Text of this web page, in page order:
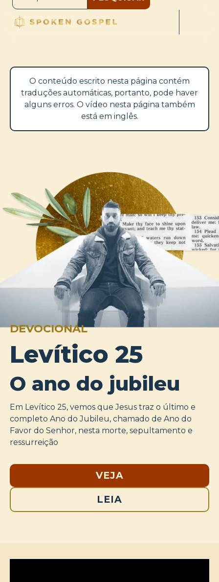
O conteúdo escrito nesta página contém
traduções automáticas, portanto, pode haver
alguns erros. O vídeo nesta página também
está em inglês.
DEVOCIONAL
Levítico 25
O ano do jubileu
Em Levítico 25, vemos que Jesus traz o último e
completo Ano do Jubileu, chamado de Ano do
Favor do Senhor, nesta morte, sepultamento e
ressurreição
VEJA
LEIA